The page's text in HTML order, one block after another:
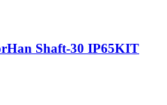
Shaft‑30 IP65KIT